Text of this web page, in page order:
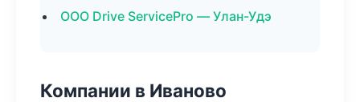
ООО Drive ServicePro — Улан-Удэ
Компании в Иваново